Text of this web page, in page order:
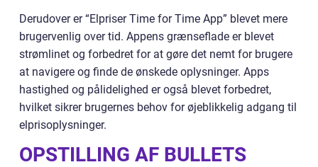
Derudover er “Elpriser Time for Time App” blevet mere
brugervenlig over tid. Appens grænseflade er blevet
strømlinet og forbedret for at gøre det nemt for brugere
at navigere og finde de ønskede oplysninger. Apps
hastighed og pålidelighed er også blevet forbedret,
hvilket sikrer brugernes behov for øjeblikkelig adgang til
elprisoplysninger.
OPSTILLING AF BULLETS